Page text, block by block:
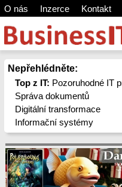
O nás Inzerce Kontakt
Nepřehlédněte:
Top z IT: Pozoruhodné IT
Správa dokumentů
Digitální transformace
Informační systémy